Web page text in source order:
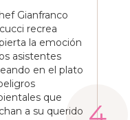
Gianfranco
recrea
la emoción
asistentes
en el plato
que
a su querido